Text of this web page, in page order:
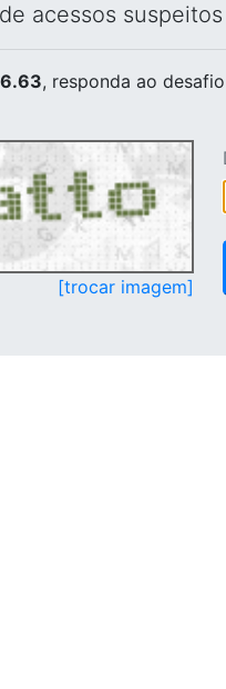
acessos
, responda ao
[trocar imagem]